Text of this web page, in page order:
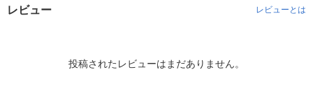
レビュー レビューとは
投稿されたレビューはまだありません。